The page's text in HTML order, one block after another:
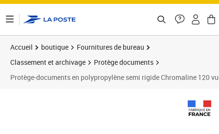
Accueil boutique
Fournitures de bureau
Classement et archivage
Protège documents
Protège-documents en polypropylène semi rigide Chromaline 120